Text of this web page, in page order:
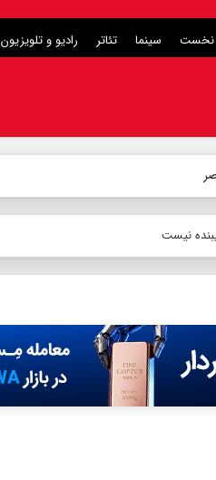
نخست سینما تئاتر رادیو و تلویزیون
نیست